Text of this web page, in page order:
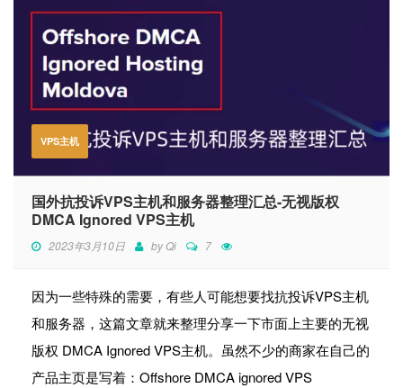
VPS主机
国外抗投诉VPS主机和服务器整理汇总-无视版权
DMCA Ignored VPS主机
2023年3月10日 byQi 7
因为一些特殊的需要，有些人可能想要找抗投诉VPS主机
和服务器，这篇文章就来整理分享一下市面上主要的无视
版权 DMCA Ignored VPS主机。虽然不少的商家在自己的
产品主页是写着：Offshore DMCA ignored VPS